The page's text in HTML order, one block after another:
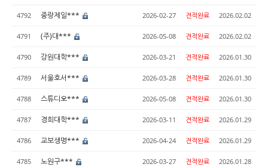
4792 중랑제일*** 2026-02-27 견적완료 2026.02.02
4791 (주)대*** 2026-05-08 견적완료 2026.02.02
4790 강원대학*** 2026-03-21 견적완료 2026.01.30
4789 서울호서*** 2026-03-28 견적완료 2026.01.30
4788 스튜디오*** 2026-05-08 견적완료 2026.01.30
4787 경희대학*** 2026-03-11 견적완료 2026.01.29
4786 교보생명*** 2026-04-24 견적완료 2026.01.29
4785 노원구*** 2026-03-27 견적완료 2026.01.28